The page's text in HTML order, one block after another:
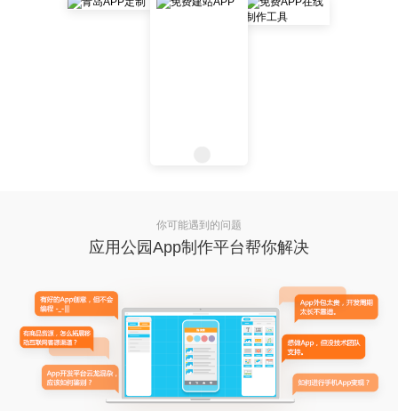
你可能遇到的问题
应用公园App制作平台帮你解决